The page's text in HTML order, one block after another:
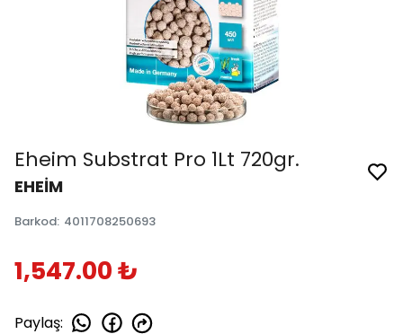
Eheim Substrat Pro 1Lt 720gr.
EHEİM
Barkod: 4011708250693
1,547.00 ₺
Paylaş: